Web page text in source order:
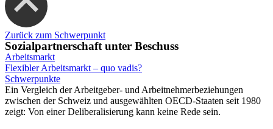
Zurück zum Schwerpunkt
Sozialpartnerschaft unter Beschuss
Arbeitsmarkt
Flexibler Arbeitsmarkt – quo vadis?
Schwerpunkte
Ein Vergleich der Arbeitgeber- und Arbeitnehmerbeziehungen
zwischen der Schweiz und ausgewählten OECD-Staaten seit 1980
zeigt: Von einer Deliberalisierung kann keine Rede sein.